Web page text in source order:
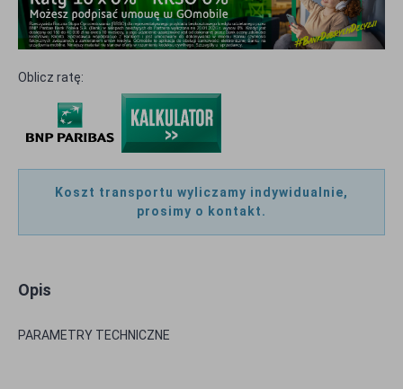
Oblicz ratę:
Koszt transportu wyliczamy indywidualnie,
prosimy o kontakt.
Opis
PARAMETRY TECHNICZNE